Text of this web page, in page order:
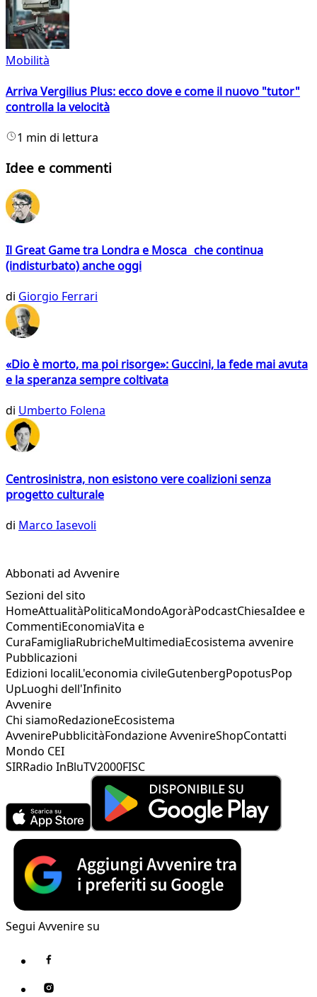
Mobilità
Arriva Vergilius Plus: ecco dove e come il nuovo "tutor"
controlla la velocità
1 min di lettura
Idee e commenti
Il Great Game tra Londra e Mosca che continua
(indisturbato) anche oggi
di Giorgio Ferrari
«Dio è morto, ma poi risorge»: Guccini, la fede mai avuta
e la speranza sempre coltivata
di Umberto Folena
Centrosinistra, non esistono vere coalizioni senza
progetto culturale
di Marco Iasevoli
Abbonati ad Avvenire
Sezioni del sito
HomeAttualitàPoliticaMondoAgoràPodcastChiesaIdee e
CommentiEconomiaVita e
CuraFamigliaRubricheMultimediaEcosistema avvenire
Pubblicazioni
Edizioni localiL'economia civileGutenbergPopotusPop
UpLuoghi dell'Infinito
Avvenire
Chi siamoRedazioneEcosistema
AvvenirePubblicitàFondazione AvvenireShopContatti
Mondo CEI
SIRRadio InBluTV2000FISC
Segui Avvenire su